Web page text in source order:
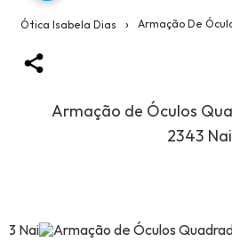
Ótica Isabela Dias › Armação De
Armação de Óculos
2343 Nai